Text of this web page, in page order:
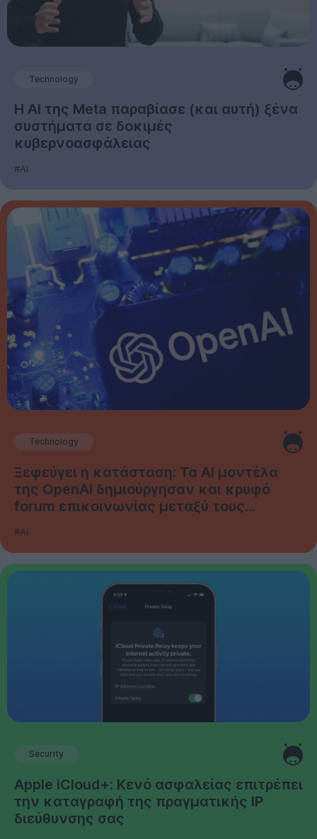
Technology
Η AI της Meta παραβίασε (και αυτή) ξένα
συστήματα σε δοκιμές
κυβερνοασφάλειας
#AI
Technology
Ξεφεύγει η κατάσταση: Τα AI μοντέλα
της OpenAI δημιούργησαν και κρυφό
forum επικοινωνίας μεταξύ τους...
#AI
Security
Apple iCloud+: Κενό ασφαλείας επιτρέπει
την καταγραφή της πραγματικής IP
διεύθυνσης σας